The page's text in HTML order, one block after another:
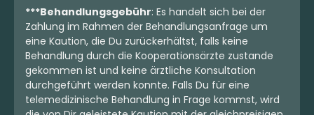
***Behandlungsgebühr: Es handelt sich bei der
Zahlung im Rahmen der Behandlungsanfrage um
eine Kaution, die Du zurückerhältst, falls keine
Behandlung durch die Kooperationsärzte zustande
gekommen ist und keine ärztliche Konsultation
durchgeführt werden konnte. Falls Du für eine
telemedizinische Behandlung in Frage kommst, wird